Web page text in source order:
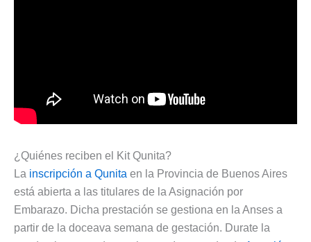
¿Quiénes reciben el Kit Qunita?
La inscripción a Qunita en la Provincia de Buenos Aires
está abierta a las titulares de la Asignación por
Embarazo. Dicha prestación se gestiona en la Anses a
partir de la doceava semana de gestación. Durate la